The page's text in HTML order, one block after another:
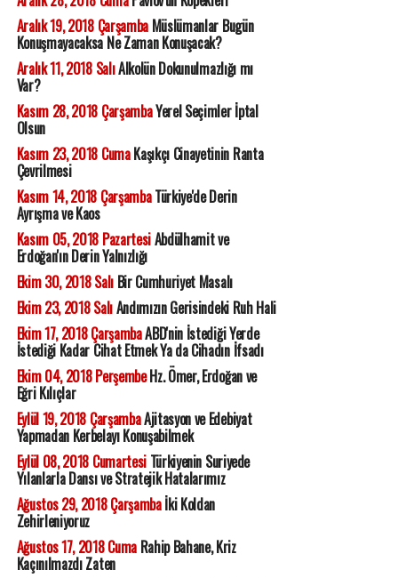
Aralık 19, 2018 ÇarşambaMüslümanlar Bugün
Konuşmayacaksa Ne Zaman Konuşacak?
Aralık 11, 2018 SalıAlkolün Dokunulmazlığı mı
Var?
Kasım 28, 2018 ÇarşambaYerel Seçimler İptal
Olsun
Kasım 23, 2018 CumaKaşıkçı Cinayetinin Ranta
Çevrilmesi
Kasım 14, 2018 ÇarşambaTürkiye'de Derin
Ayrışma ve Kaos
Kasım 05, 2018 PazartesiAbdülhamit ve
Erdoğan'ın Derin Yalnızlığı
Ekim 30, 2018 SalıBir Cumhuriyet Masalı
Ekim 23, 2018 SalıAndımızın Gerisindeki Ruh Hali
Ekim 17, 2018 ÇarşambaABD'nin İstediği Yerde
İstediği Kadar Cihat Etmek Ya da Cihadın İfsadı
Ekim 04, 2018 PerşembeHz. Ömer, Erdoğan ve
Eğri Kılıçlar
Eylül 19, 2018 ÇarşambaAjitasyon ve Edebiyat
Yapmadan Kerbelayı Konuşabilmek
Eylül 08, 2018 CumartesiTürkiyenin Suriyede
Yılanlarla Dansı ve Stratejik Hatalarımız
Ağustos 29, 2018 Çarşambaİki Koldan
Zehirleniyoruz
Ağustos 17, 2018 CumaRahip Bahane, Kriz
Kaçınılmazdı Zaten